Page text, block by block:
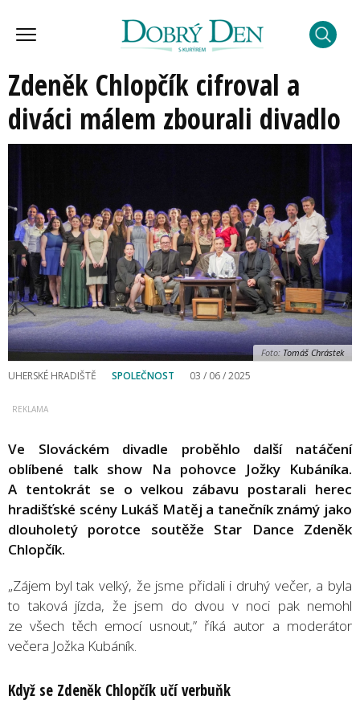
Zdeněk Chlopčík cifroval a
diváci málem zbourali divadlo
Foto: Tomáš Chrástek
UHERSKÉ HRADIŠTĚ SPOLEČNOST 03 / 06 / 2025
Ve Slováckém divadle proběhlo další natáčení
oblíbené talk show Na pohovce Jožky Kubáníka.
A tentokrát se o velkou zábavu postarali herec
hradišťské scény Lukáš Matěj a tanečník známý jako
dlouholetý porotce soutěže Star Dance Zdeněk
Chlopčík.
„Zájem byl tak velký, že jsme přidali i druhý večer, a byla
to taková jízda, že jsem do dvou v noci pak nemohl
ze všech těch emocí usnout,” říká autor a moderátor
večera Jožka Kubáník.
Když se Zdeněk Chlopčík učí verbuňk